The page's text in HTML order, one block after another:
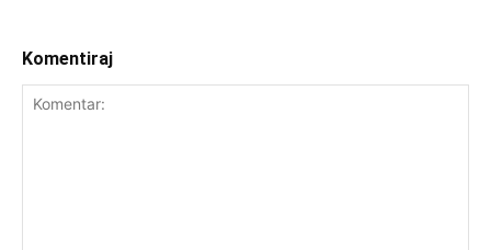
Komentiraj